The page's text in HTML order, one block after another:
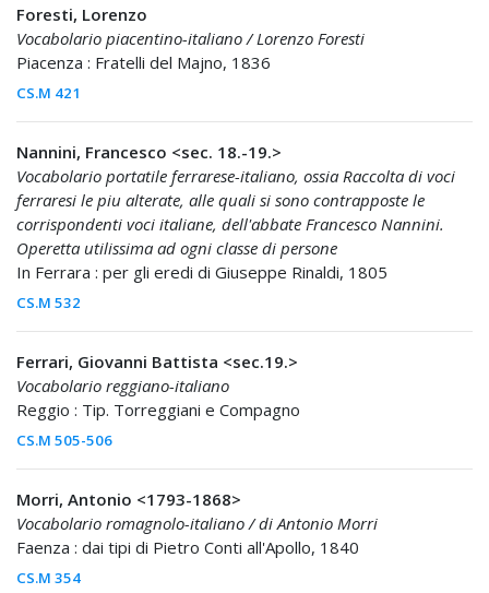
Foresti, Lorenzo
Vocabolario piacentino-italiano / Lorenzo Foresti
Piacenza : Fratelli del Majno, 1836
CS.M 421
Nannini, Francesco <sec. 18.-19.>
Vocabolario portatile ferrarese-italiano, ossia Raccolta di voci
ferraresi le piu alterate, alle quali si sono contrapposte le
corrispondenti voci italiane, dell'abbate Francesco Nannini.
Operetta utilissima ad ogni classe di persone
In Ferrara : per gli eredi di Giuseppe Rinaldi, 1805
CS.M 532
Ferrari, Giovanni Battista <sec.19.>
Vocabolario reggiano-italiano
Reggio : Tip. Torreggiani e Compagno
CS.M 505-506
Morri, Antonio <1793-1868>
Vocabolario romagnolo-italiano / di Antonio Morri
Faenza : dai tipi di Pietro Conti all'Apollo, 1840
CS.M 354